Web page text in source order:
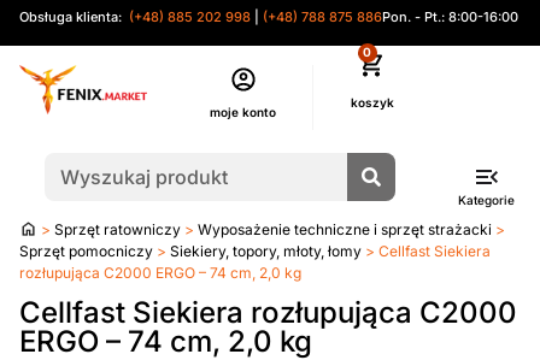
Obsługa klienta: (+48) 885 202 998 (+48) 788 875 886Pon. - Pt.: 8:00-16:00
moje konto
0
Kategorie
Strona
główna
> Sprzęt ratowniczy > Wyposażenie techniczne i sprzęt strażacki >
Sprzęt pomocniczy > Siekiery, topory, młoty, łomy > Cellfast Siekiera
rozłupująca C2000 ERGO – 74 cm, 2,0 kg
Cellfast Siekiera rozłupująca C2000
ERGO – 74 cm, 2,0 kg